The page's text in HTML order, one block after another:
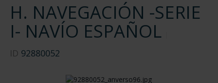
H. NAVEGACIÓN -SERIE
I- NAVÍO ESPAÑOL
ID 92880052